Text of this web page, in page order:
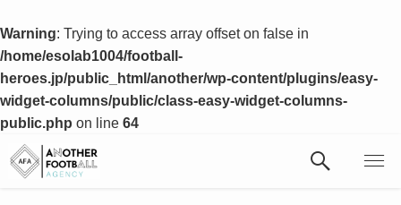
Warning: Trying to access array offset on false in
/home/esolab1004/football-
heroes.jp/public_html/another/wp-content/plugins/easy-
widget-columns/public/class-easy-widget-columns-
public.php on line 64